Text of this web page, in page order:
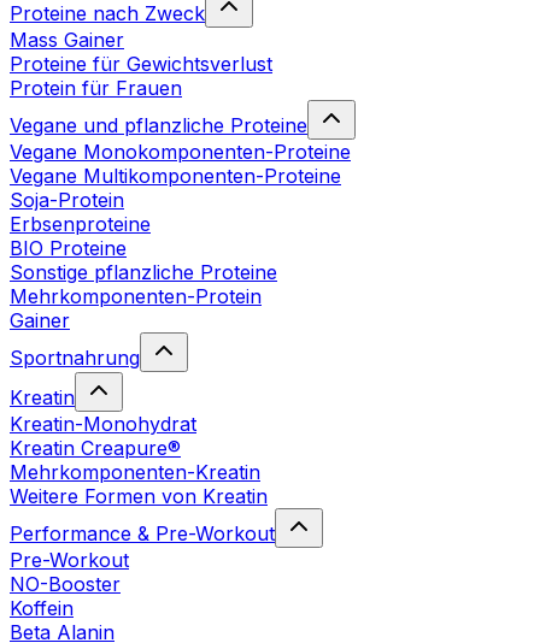
Proteine nach Zweck
Mass Gainer
Proteine für Gewichtsverlust
Protein für Frauen
Vegane und pflanzliche Proteine
Vegane Monokomponenten-Proteine
Vegane Multikomponenten-Proteine
Soja-Protein
Erbsenproteine
BIO Proteine
Sonstige pflanzliche Proteine
Mehrkomponenten-Protein
Gainer
Sportnahrung
Kreatin
Kreatin-Monohydrat
Kreatin Creapure®
Mehrkomponenten-Kreatin
Weitere Formen von Kreatin
Performance & Pre-Workout
Pre-Workout
NO-Booster
Koffein
Beta Alanin